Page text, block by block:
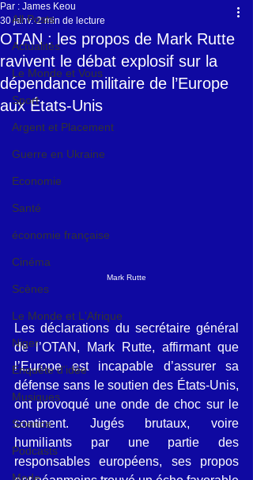
All Posts
Actualités
Le Monde et Vous
Sport
Argent et Placement
Guerre en Ukraine
Economie
Santé
économie française
Cinéma
Scènes
Le Monde et L'Afrique
Niger
Enquête d'idée
Musiques
Science
Podcasts
OTAN : les propos de Mark Rutte
ravivent le débat explosif sur la
dépendance militaire de l’Europe
aux États-Unis
Par : James Keou
30 janv. 2 min de lecture
Mark Rutte
Les déclarations du secrétaire général
de l’OTAN, Mark Rutte, affirmant que
l’Europe est incapable d’assurer sa
défense sans le soutien des États-Unis,
ont provoqué une onde de choc sur le
continent. Jugés brutaux, voire
humiliants par une partie des
responsables européens, ses propos